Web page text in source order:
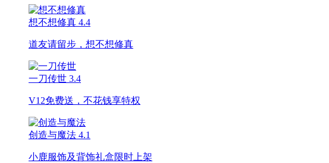
想不想修真 4.4
道友请留步，想不想修真
一刀传世 3.4
V12免费送，不花钱享特权
创造与魔法 4.1
小鹿服饰及背饰礼盒限时上架